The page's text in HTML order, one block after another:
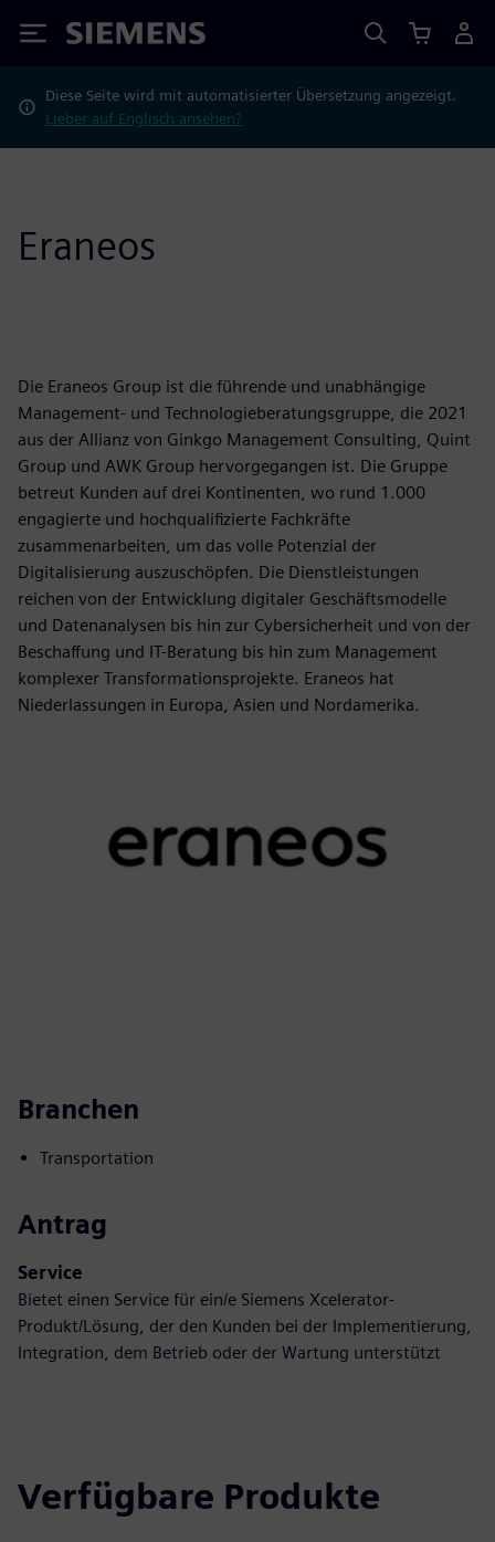
Siemens
Diese Seite wird mit automatisierter Übersetzung angezeigt.
Lieber auf Englisch ansehen?
Eraneos
Die Eraneos Group ist die führende und unabhängige
Management- und Technologieberatungsgruppe, die 2021
aus der Allianz von Ginkgo Management Consulting, Quint
Group und AWK Group hervorgegangen ist. Die Gruppe
betreut Kunden auf drei Kontinenten, wo rund 1.000
engagierte und hochqualifizierte Fachkräfte
zusammenarbeiten, um das volle Potenzial der
Digitalisierung auszuschöpfen. Die Dienstleistungen
reichen von der Entwicklung digitaler Geschäftsmodelle
und Datenanalysen bis hin zur Cybersicherheit und von der
Beschaffung und IT-Beratung bis hin zum Management
komplexer Transformationsprojekte. Eraneos hat
Niederlassungen in Europa, Asien und Nordamerika.
Branchen
Transportation
Antrag
Service
Bietet einen Service für ein/e Siemens Xcelerator-
Produkt/Lösung, der den Kunden bei der Implementierung,
Integration, dem Betrieb oder der Wartung unterstützt
Verfügbare Produkte